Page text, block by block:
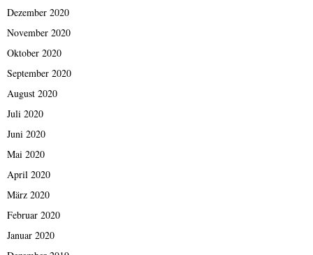
Dezember 2020
November 2020
Oktober 2020
September 2020
August 2020
Juli 2020
Juni 2020
Mai 2020
April 2020
März 2020
Februar 2020
Januar 2020